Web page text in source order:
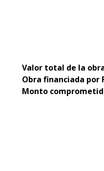
Valor total de la
Obra financiada por
Monto